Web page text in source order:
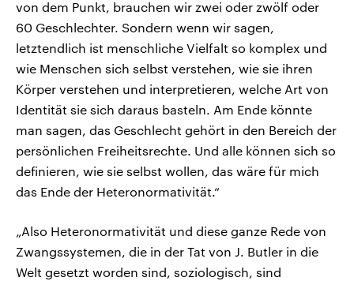
von dem Punkt, brauchen wir zwei oder zwölf oder
60 Geschlechter. Sondern wenn wir sagen,
letztendlich ist menschliche Vielfalt so komplex und
wie Menschen sich selbst verstehen, wie sie ihren
Körper verstehen und interpretieren, welche Art von
Identität sie sich daraus basteln. Am Ende könnte
man sagen, das Geschlecht gehört in den Bereich der
persönlichen Freiheitsrechte. Und alle können sich so
definieren, wie sie selbst wollen, das wäre für mich
das Ende der Heteronormativität.“
„Also Heteronormativität und diese ganze Rede von
Zwangssystemen, die in der Tat von J. Butler in die
Welt gesetzt worden sind, soziologisch, sind